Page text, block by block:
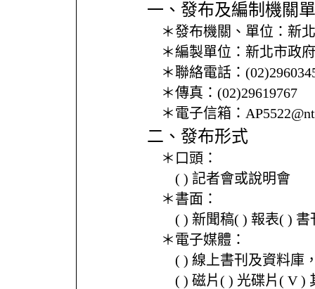
一、發布及編制機關
＊發布機關、單位： 新
＊編製單位： 新北市政
＊聯絡電話：
＊傳真： (02)29619767
＊電子信箱：
二、發布形式
＊口頭：
( ) 記者會或說明會
＊書面：
( ) 新聞稿( ) 報表( ) 書
＊電子媒體：
( ) 線上書刊及資料庫
( ) 磁片( ) 光碟片( V )